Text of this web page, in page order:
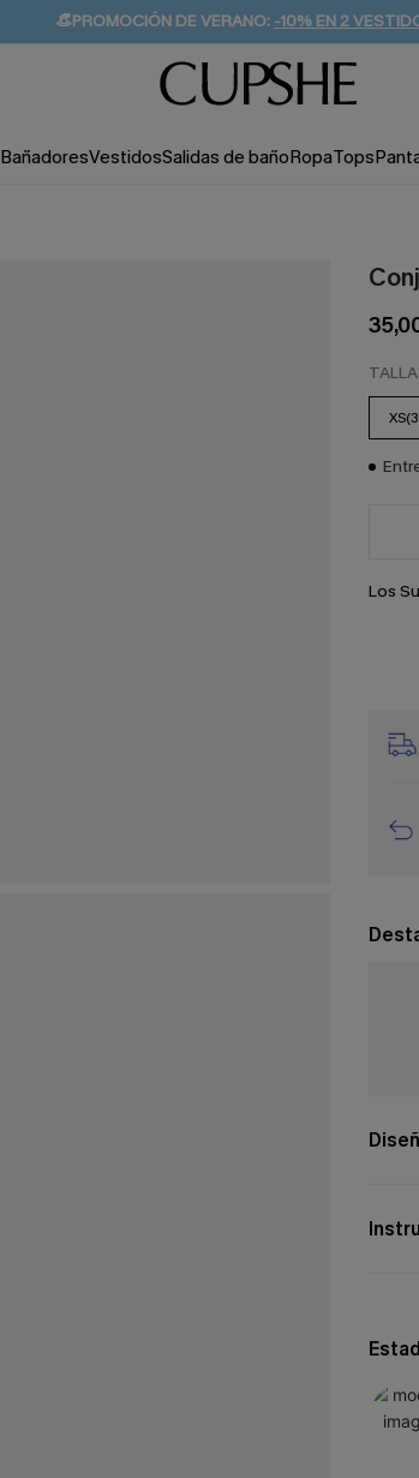
👒PROMOCIÓN DE VERANO: -10% EN 2
💌¡SUSCRIBIRSE & GANAR -10% EXTRA!
🚚ENVÍO GRATUITO A PARTIR DE 49 € >>
BañadoresVestidosSalidas de bañoRopaTops
Los